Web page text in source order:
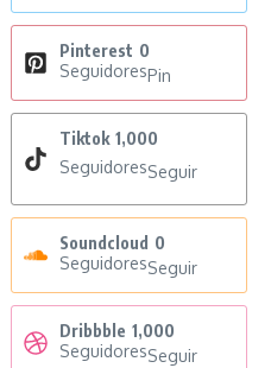
Pinterest 0
SeguidoresPin
Tiktok 1,000
SeguidoresSeguir
Soundcloud 0
SeguidoresSeguir
Dribbble 1,000
SeguidoresSeguir